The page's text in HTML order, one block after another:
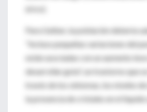
úrico).
Para Gelber, la población debería
"incluso pequeñas variaciones del
están asociadas con un aumento
desarrollar gota", un trastorno que
través de los síntomas, los niveles
la presencia de cristales en el líquido